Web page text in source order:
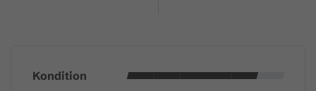
Kondition